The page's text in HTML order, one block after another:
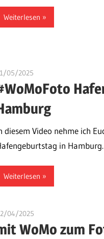
Weiterlesen
05/2025
diesem Video nehme ich
in Hamburg.
Weiterlesen
04/2025
WoMo zum